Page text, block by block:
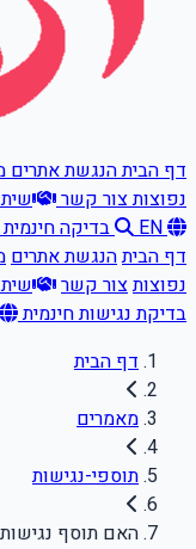
דף הביתהנגשת אתרים
נפוצותצור קשר
EN
בדיקה חינמית
דף הביתהנגשת אתרים
נפוצותצור קשר
בדיקת נגישות חינמית
דף הבית
מאמרים
תוספי-נגישות
האם תוסף